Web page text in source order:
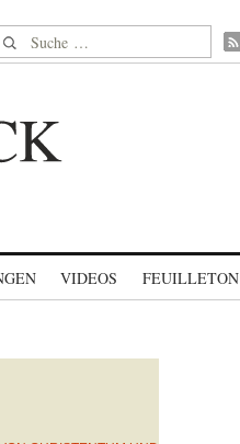
Suche nach:
VIDEOS FEUILLETON